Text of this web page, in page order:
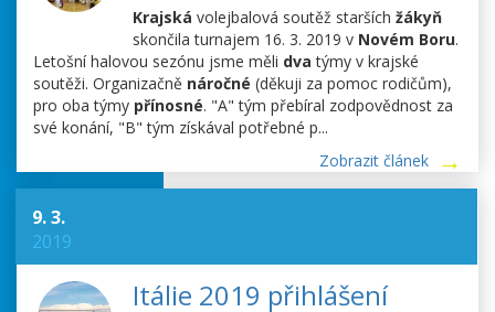
Krajská volejbalová soutěž starších žákyň
skončila turnajem 16. 3. 2019 v Novém Boru.
Letošní halovou sezónu jsme měli dva týmy v krajské
soutěži. Organizačně náročné (děkuji za pomoc rodičům),
pro oba týmy přínosné. "A" tým přebíral zodpovědnost za
své konání, "B" tým získával potřebné p...
Zobrazit článek
9. 3.
2019
Itálie 2019 přihlášení